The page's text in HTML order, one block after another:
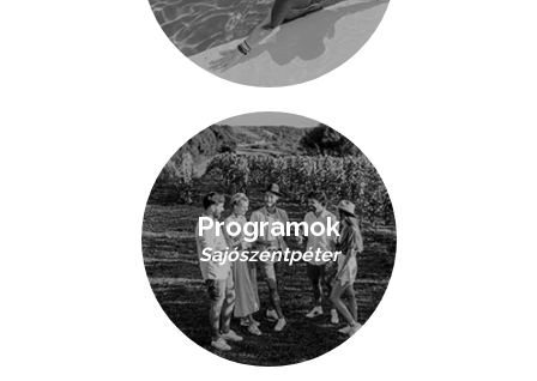
Programok
Sajószentpéter